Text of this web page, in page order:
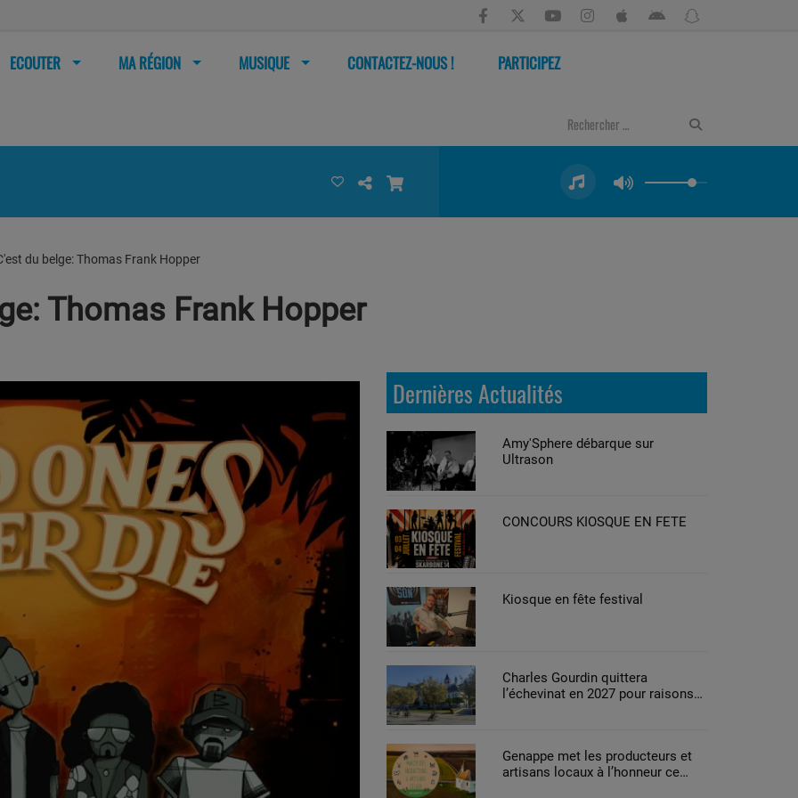
ECOUTER MA RÉGION MUSIQUE CONTACTEZ-NOUS ! PARTICIPEZ
du belge: Thomas Frank Hopper
Thomas Frank Hopper
Dernières Actualités
Amy'Sphere débarque sur
Ultrason
CONCOURS KIOSQUE EN FETE
Kiosque en fête festival
Charles Gourdin quittera
l’échevinat en 2027 pour raisons
Genappe met les producteurs et
artisans locaux à l’honneur ce